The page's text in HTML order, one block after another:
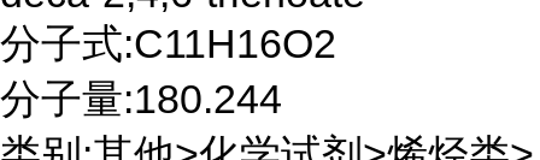
分子式:C11H16O2
分子量:180.244